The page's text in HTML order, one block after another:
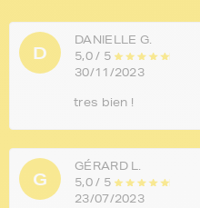
D
DANIELLE G.
5,0 / 5
30/11/2023
tres bien !
G
GÉRARD L.
5,0 / 5
23/07/2023